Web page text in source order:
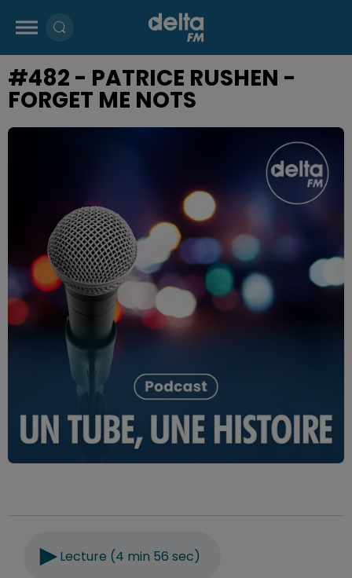
#482 - PATRICE RUSHEN -
FORGET ME NOTS
Lecture (4 min 56 sec)